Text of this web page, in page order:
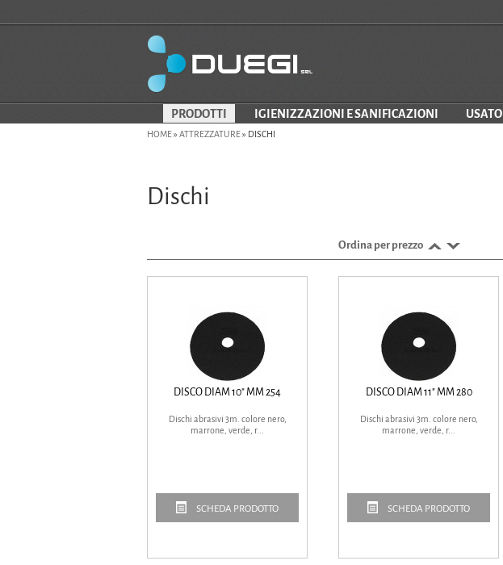
PRODOTTI IGIENIZZAZIONI E SANIFICAZIONI USATO
HOME» ATTREZZATURE» DISCHI
Dischi
Ordina per prezzo
DISCO DIAM 10" MM 254
Dischi abrasivi 3m. colore nero,
marrone, verde, r...
SCHEDA PRODOTTO
DISCO DIAM 11" MM 280
Dischi abrasivi 3m. colore nero,
marrone, verde, r...
SCHEDA PRODOTTO